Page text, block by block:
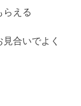
らえる
合いでよく